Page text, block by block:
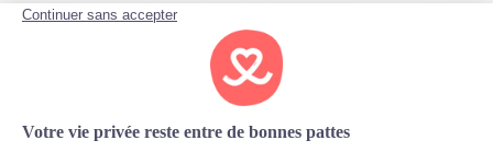
offrir unetranquillité d’esprit
aucun coût caché ne viendra s’ajouter à votre
stress lorsqu’il s’agit de soigner votre fidèle
compagnon. Tout est mis en œuvre pour faciliter
vos démarches et assurer une prise en charge